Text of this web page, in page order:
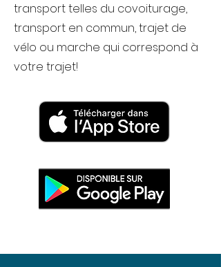
transport telles du covoiturage,
transport en commun, trajet de
vélo ou marche qui correspond à
votre trajet!